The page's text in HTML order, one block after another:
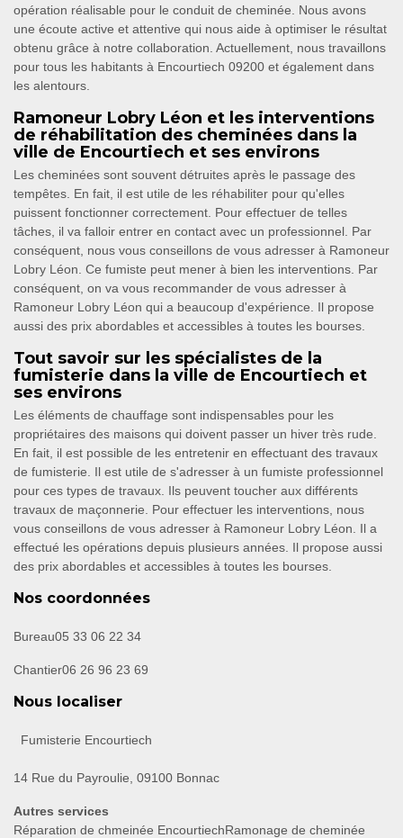
opération réalisable pour le conduit de cheminée. Nous avons
une écoute active et attentive qui nous aide à optimiser le résultat
obtenu grâce à notre collaboration. Actuellement, nous travaillons
pour tous les habitants à Encourtiech 09200 et également dans
les alentours.
Ramoneur Lobry Léon et les interventions
de réhabilitation des cheminées dans la
ville de Encourtiech et ses environs
Les cheminées sont souvent détruites après le passage des
tempêtes. En fait, il est utile de les réhabiliter pour qu'elles
puissent fonctionner correctement. Pour effectuer de telles
tâches, il va falloir entrer en contact avec un professionnel. Par
conséquent, nous vous conseillons de vous adresser à Ramoneur
Lobry Léon. Ce fumiste peut mener à bien les interventions. Par
conséquent, on va vous recommander de vous adresser à
Ramoneur Lobry Léon qui a beaucoup d'expérience. Il propose
aussi des prix abordables et accessibles à toutes les bourses.
Tout savoir sur les spécialistes de la
fumisterie dans la ville de Encourtiech et
ses environs
Les éléments de chauffage sont indispensables pour les
propriétaires des maisons qui doivent passer un hiver très rude.
En fait, il est possible de les entretenir en effectuant des travaux
de fumisterie. Il est utile de s'adresser à un fumiste professionnel
pour ces types de travaux. Ils peuvent toucher aux différents
travaux de maçonnerie. Pour effectuer les interventions, nous
vous conseillons de vous adresser à Ramoneur Lobry Léon. Il a
effectué les opérations depuis plusieurs années. Il propose aussi
des prix abordables et accessibles à toutes les bourses.
Nos coordonnées
Bureau05 33 06 22 34
Chantier06 26 96 23 69
Nous localiser
Fumisterie Encourtiech
14 Rue du Payroulie, 09100 Bonnac
Autres services
Réparation de chmeinée EncourtiechRamonage de cheminée